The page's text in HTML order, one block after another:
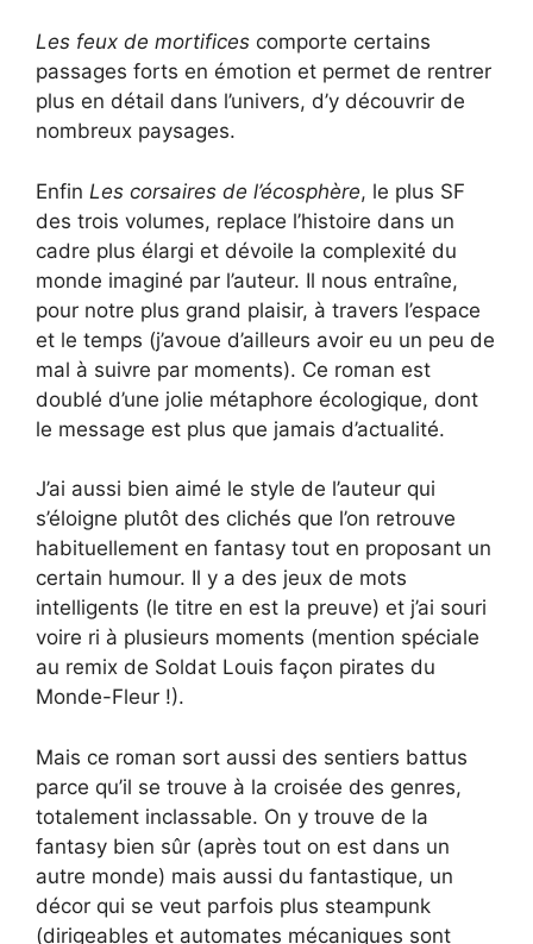
Les feux de mortifices comporte certains
passages forts en émotion et permet de rentrer
plus en détail dans l’univers, d’y découvrir de
nombreux paysages.
Enfin Les corsaires de l’écosphère, le plus SF
des trois volumes, replace l’histoire dans un
cadre plus élargi et dévoile la complexité du
monde imaginé par l’auteur. Il nous entraîne,
pour notre plus grand plaisir, à travers l’espace
et le temps (j’avoue d’ailleurs avoir eu un peu de
mal à suivre par moments). Ce roman est
doublé d’une jolie métaphore écologique, dont
le message est plus que jamais d’actualité.
J’ai aussi bien aimé le style de l’auteur qui
s’éloigne plutôt des clichés que l’on retrouve
habituellement en fantasy tout en proposant un
certain humour. Il y a des jeux de mots
intelligents (le titre en est la preuve) et j’ai souri
voire ri à plusieurs moments (mention spéciale
au remix de Soldat Louis façon pirates du
Monde-Fleur !).
Mais ce roman sort aussi des sentiers battus
parce qu’il se trouve à la croisée des genres,
totalement inclassable. On y trouve de la
fantasy bien sûr (après tout on est dans un
autre monde) mais aussi du fantastique, un
décor qui se veut parfois plus steampunk
(dirigeables et automates mécaniques sont